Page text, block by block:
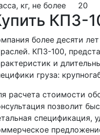
кг, не более
20
КПЗ-
более десяти
КПЗ-100,
и
груза:
расчета стоимости
позволит
спецификация,